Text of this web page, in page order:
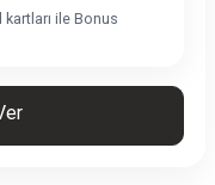
kartları ile Bonus